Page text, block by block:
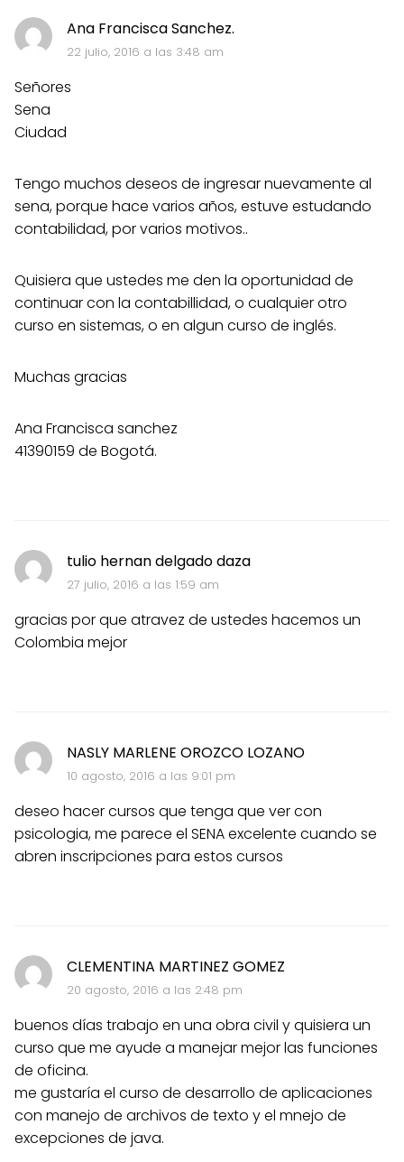
Ana Francisca Sanchez.
22 julio, 2016 a las 3:48 am
Señores
Sena
Ciudad
Tengo muchos deseos de ingresar nuevamente al
sena, porque hace varios años, estuve estudando
contabilidad, por varios motivos..
Quisiera que ustedes me den la oportunidad de
continuar con la contabillidad, o cualquier otro
curso en sistemas, o en algun curso de inglés.
Muchas gracias
Ana Francisca sanchez
41390159 de Bogotá.
tulio hernan delgado daza
27 julio, 2016 a las 1:59 am
gracias por que atravez de ustedes hacemos un
Colombia mejor
NASLY MARLENE OROZCO LOZANO
10 agosto, 2016 a las 9:01 pm
deseo hacer cursos que tenga que ver con
psicologia, me parece el SENA excelente cuando se
abren inscripciones para estos cursos
CLEMENTINA MARTINEZ GOMEZ
20 agosto, 2016 a las 2:48 pm
buenos días trabajo en una obra civil y quisiera un
curso que me ayude a manejar mejor las funciones
de oficina.
me gustaría el curso de desarrollo de aplicaciones
con manejo de archivos de texto y el mnejo de
excepciones de java.